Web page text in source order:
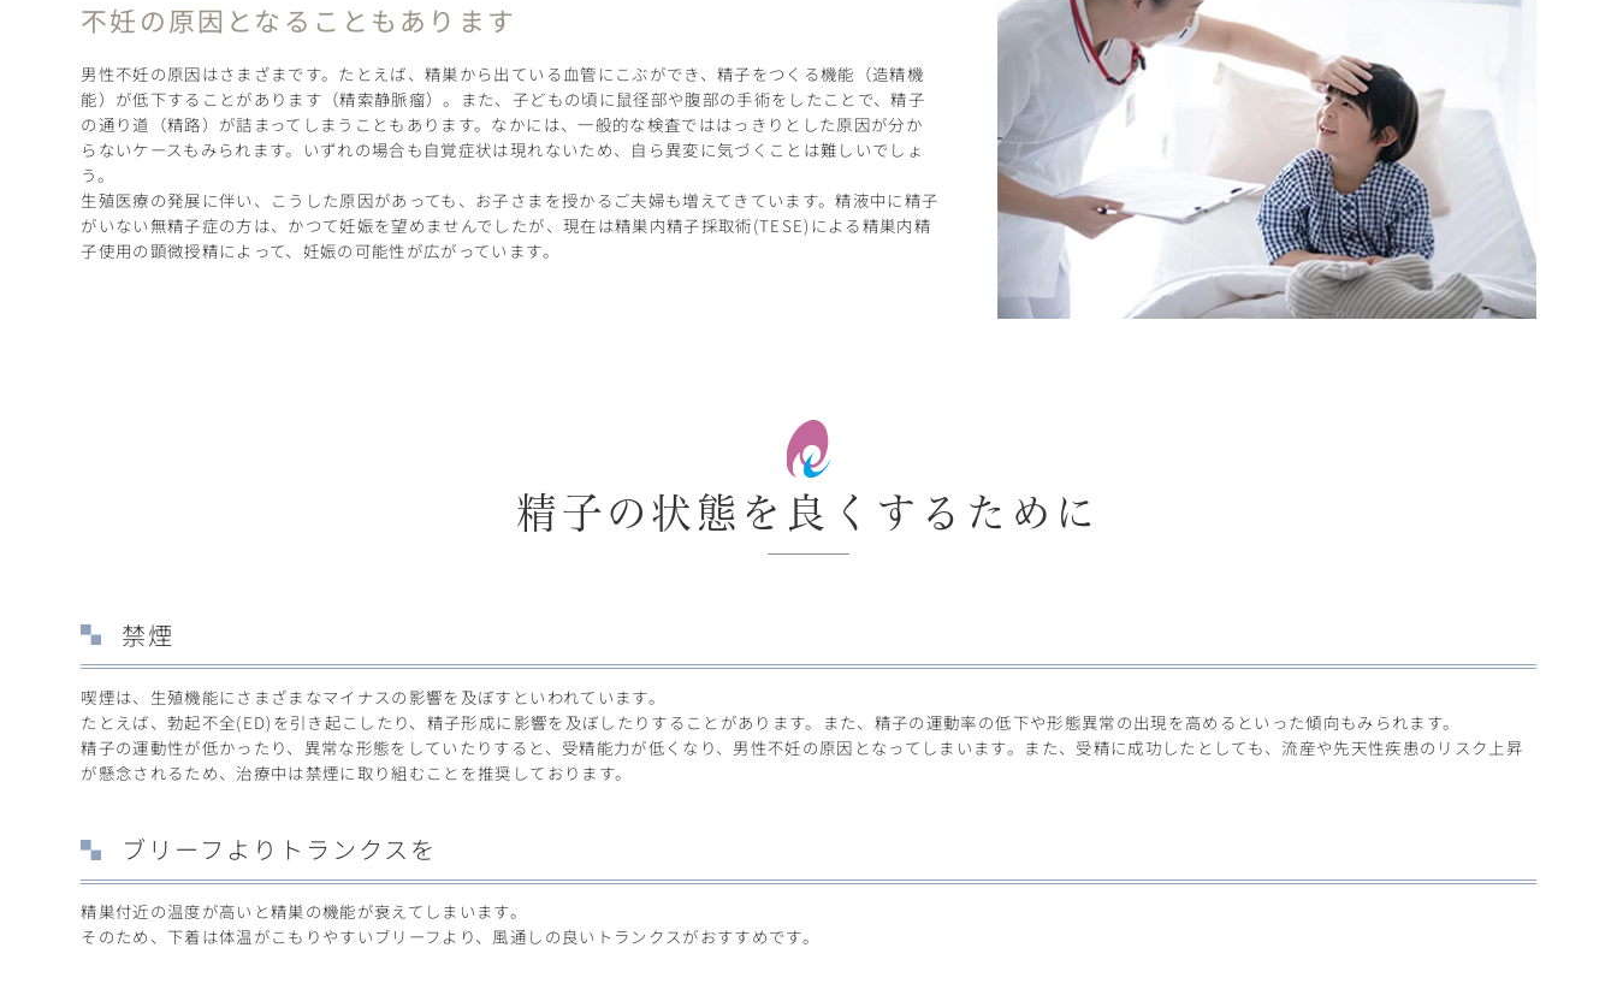
不妊の原因となることもあります
男性不妊の原因はさまざまです。たとえば、精巣から出ている血管にこぶができ、精子をつくる機能（造精機
能）が低下することがあります（精索静脈瘤）。また、子どもの頃に鼠径部や腹部の手術をしたことで、精子
の通り道（精路）が詰まってしまうこともあります。なかには、一般的な検査でははっきりとした原因が分か
らないケースもみられます。いずれの場合も自覚症状は現れないため、自ら異変に気づくことは難しいでしょ
う。
生殖医療の発展に伴い、こうした原因があっても、お子さまを授かるご夫婦も増えてきています。精液中に精子
がいない無精子症の方は、かつて妊娠を望めませんでしたが、現在は精巣内精子採取術(TESE)による精巣内精
子使用の顕微授精によって、妊娠の可能性が広がっています。
精子の状態を良くするために
禁煙
喫煙は、生殖機能にさまざまなマイナスの影響を及ぼすといわれています。
たとえば、勃起不全(ED)を引き起こしたり、精子形成に影響を及ぼしたりすることがあります。また、精子の運動率の低下や形態異常の出現を高めるといった傾向もみられます。
精子の運動性が低かったり、異常な形態をしていたりすると、受精能力が低くなり、男性不妊の原因となってしまいます。また、受精に成功したとしても、流産や先天性疾患のリスク上昇
が懸念されるため、治療中は禁煙に取り組むことを推奨しております。
ブリーフよりトランクスを
精巣付近の温度が高いと精巣の機能が衰えてしまいます。
そのため、下着は体温がこもりやすいブリーフより、風通しの良いトランクスがおすすめです。